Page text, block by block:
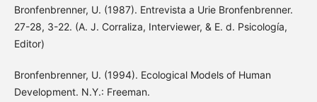
Bronfenbrenner, U. (1987). Entrevista a Urie Bronfenbrenner.
27-28, 3-22. (A. J. Corraliza, Interviewer, & E. d. Psicología,
Editor)
Bronfenbrenner, U. (1994). Ecological Models of Human
Development. N.Y.: Freeman.